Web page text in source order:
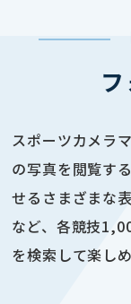
スポーツカメラ
の写真を閲覧す
せるさまざまな
など、各競技
を検索して楽し